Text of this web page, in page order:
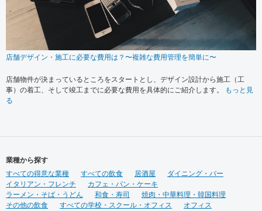
店舗デザイン・施工に必要な費用は？〜複雑な費用管理を簡単に〜
店舗物件が決まっているところをスタートとし、デザイン設計から施工（工
事）の着工、そして竣工までに必要な費用を具体的にご紹介します。
もっと見
る
業種から探す
すべての得意な業種
すべての飲食 居酒屋
ダイニング・バー
イタリアン・フレンチ
カフェ・パン・ケーキ
ラーメン・そば・うどん
和食・寿司
焼肉・中華料理・韓国料理
その他の飲食
すべての学校・スクール・オフィス
オフィス